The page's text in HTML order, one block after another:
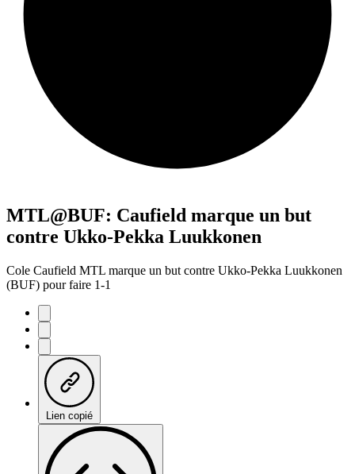
MTL@BUF: Caufield marque un but
contre Ukko-Pekka Luukkonen
Cole Caufield MTL marque un but contre Ukko-Pekka Luukkonen
(BUF) pour faire 1-1
Lien copié